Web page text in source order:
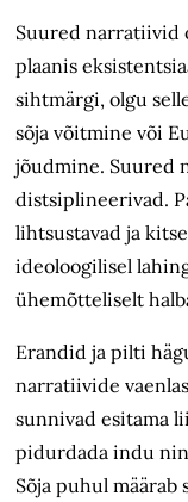
Suured narratiivid
plaanis
sihtmärgi, olgu
sõja võitmine või
jõudmine. Suured
distsiplineerivad.
lihtsustavad ja
ideoloogilisel
ühemõtteliselt
Erandid ja pilti
narratiivide
sunnivad esitama
pidurdada indu
Sõja puhul määrab